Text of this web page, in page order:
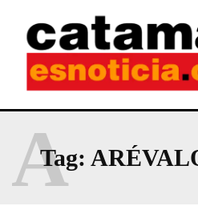
Tag:
A